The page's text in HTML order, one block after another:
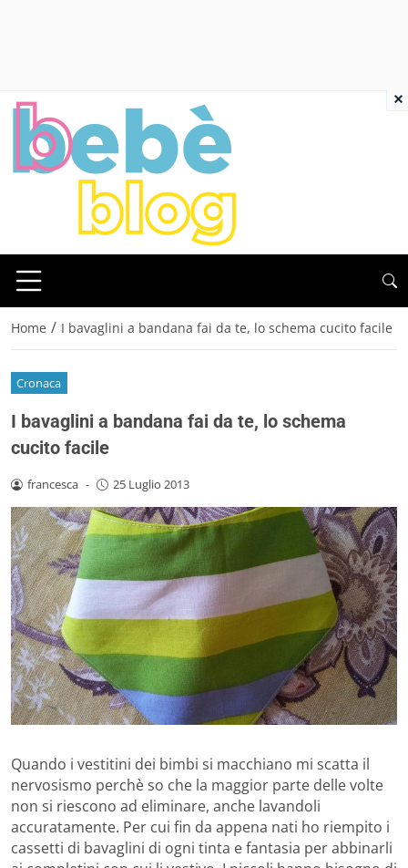
Home / I bavaglini a bandana fai da te, lo schema cucito facile
Cronaca
I bavaglini a bandana fai da te, lo schema
cucito facile
francesca - 25 Luglio 2013
Quando i vestitini dei bimbi si macchiano mi scatta il
nervosismo perchè so che la maggior parte delle volte
non si riescono ad eliminare, anche lavandoli
accuratamente. Per cui fin da appena nati ho riempito i
cassetti di bavaglini di ogni tinta e fantasia per abbinarli
×